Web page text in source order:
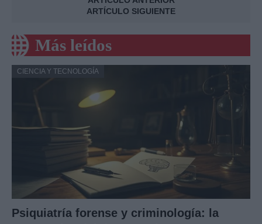
ARTÍCULO SIGUIENTE
Más leídos
CIENCIA Y TECNOLOGÍA
Psiquiatría forense y criminología: la